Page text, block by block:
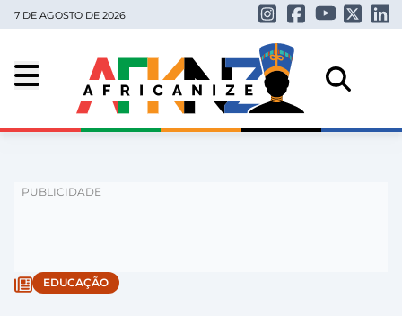
7 DE AGOSTO DE 2026
EDUCAÇÃO